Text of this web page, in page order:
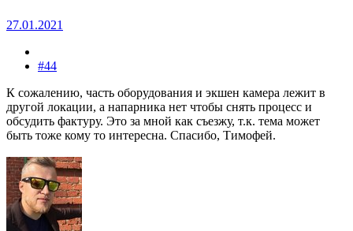
27.01.2021
#44
К сожалению, часть оборудования и экшен камера лежит в
другой локации, а напарника нет чтобы снять процесс и
обсудить фактуру. Это за мной как съезжу, т.к. тема может
быть тоже кому то интересна. Спасибо, Тимофей.